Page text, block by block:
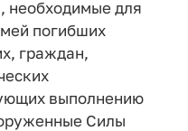
необходимые для
погибших
граждан,
выполнению
Силы